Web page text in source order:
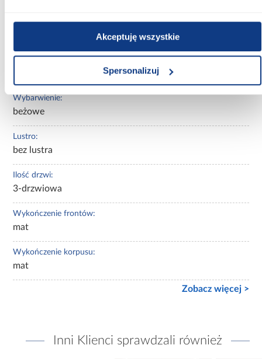
Akceptuję wszystkie
Spersonalizuj
Kolor frontów:
Kolor korpusu:
Wybarwienie:
beżowe
Lustro:
bez lustra
Ilość drzwi:
3-drzwiowa
Wykończenie frontów:
mat
Wykończenie korpusu:
mat
Zobacz więcej >
Inni Klienci sprawdzali również